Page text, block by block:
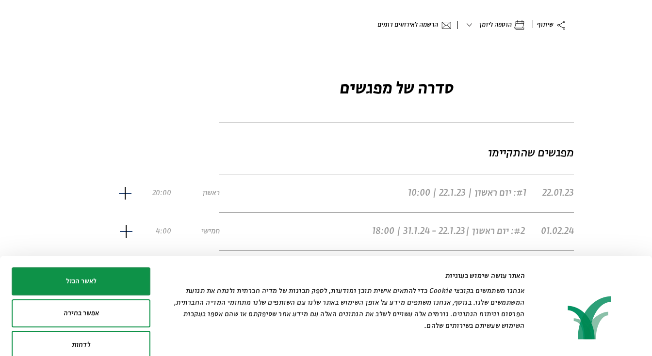
האתר עושה שימוש בעוגיות
אנחנו משתמשים בקובצי Cookie כדי להתאים אישית תוכן ומודעות, לספק תכונות של מדיה חברתית ולנתח את תנועת
המשתמשים שלנו. בנוסף, אנחנו משתפים מידע על אופן השימוש באתר שלנו עם השותפים שלנו מתחומי המדיה החברתית,
הפרסום וניתוח הנתונים. גורמים אלה עשויים לשלב את הנתונים האלה עם מידע אחר שסיפקתם או שהם אספו בעקבות
השימוש שעשיתם בשירותים שלהם.
לאשר הכול
אפשר בחירה
לדחות
שיתוף הוספה ליומן הרשמה לאירועים דומים
סדרה של מפגשים
מפגשים שהתקיימו
22.01.23 #1: יום ראשון | 22.1.23 | 10:00 ראשון 20:00
01.02.24 #2: יום ראשון |22.1.23 - 31.1.24 | 18:00 חמישי 4:00